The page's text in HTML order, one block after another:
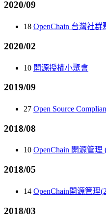
2020/09
18 OpenChain 台灣社
2020/02
10 開源授權小聚會
2019/09
27 Open Source
2018/08
10 OpenChain 開源管理
2018/05
14 OpenChain開源管理
2018/03